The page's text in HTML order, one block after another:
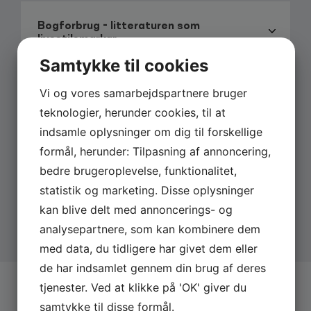
Manipulator (2019), DR1
Book Anne Glad
Book et foredrag med Anne hos Tajmer Booking &
Management. Book et foredrag ved at udfylde
Forespørgsels-skemaet.
Endnu mere om Anne Glad
Siden 2010 har du kunnet opleve Anne i rollen som
typen?”, hvor kendte danskere afslører nye sider af
sig selv. Derudover har hun været på en stribe af
Danmarks bedste reklamebureauer inklusiv Sunrise,
hvor hun i flere år var partner, indtil hun i 2012 valgte
at blive selvstændig.
Bogforbrug - litteraturen som
livsstilsmarkør
Fru livsstilsekspert
Vis mig dit kontoudtog…
Bogselskabet
BOOKANNE GLAD
Samtykke til cookies
Vi og vores samarbejdspartnere bruger
teknologier, herunder cookies, til at
indsamle oplysninger om dig til forskellige
formål, herunder: Tilpasning af annoncering,
bedre brugeroplevelse, funktionalitet,
statistik og marketing. Disse oplysninger
kan blive delt med annoncerings- og
analysepartnere, som kan kombinere dem
med data, du tidligere har givet dem eller
de har indsamlet gennem din brug af deres
tjenester. Ved at klikke på 'OK' giver du
samtykke til disse formål.